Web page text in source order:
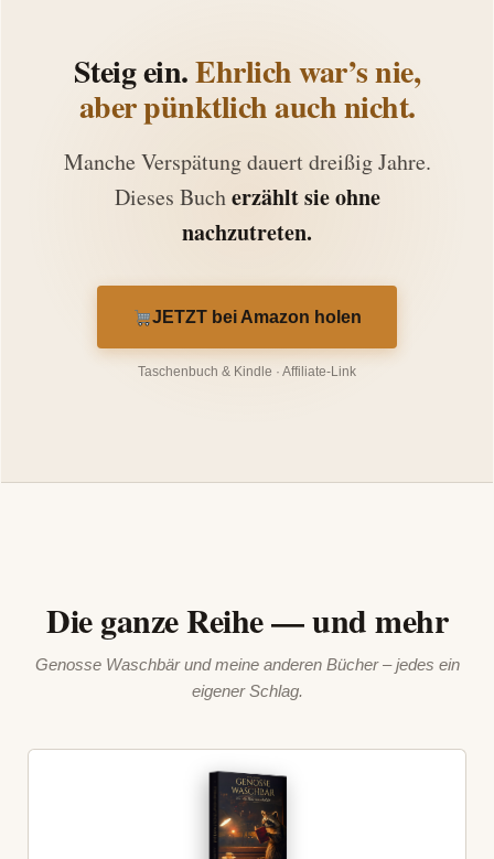
Steig ein.Ehrlich war’s nie,
aber pünktlich auch nicht.
Manche Verspätung dauert dreißig Jahre.
Dieses Bucherzählt sie ohne
nachzutreten.
JETZT bei Amazon holen
Taschenbuch & Kindle · Affiliate-Link
Die ganze Reihe — und mehr
Genosse Waschbär und meine anderen Bücher – jedes ein
eigener Schlag.